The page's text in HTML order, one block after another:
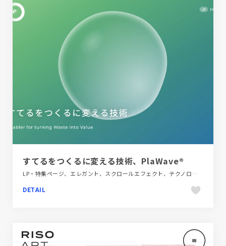
すてるをつくるに変える技術、PlaWave®
LP・特集ページ、エレガント、スクロールエフェクト、テクノロジー・サイエンス、ブランド・サービスサイト、ブルー系、ポップ、モーション多め、大きめ写真、第一次産業・SDGs・地方創生
DETAIL